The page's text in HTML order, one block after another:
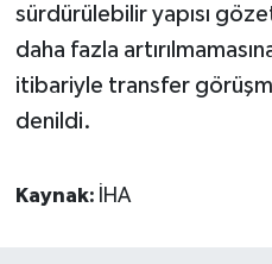
sürdürülebilir yapısı
daha fazla
itibariyle transfer
denildi.
Kaynak: İHA